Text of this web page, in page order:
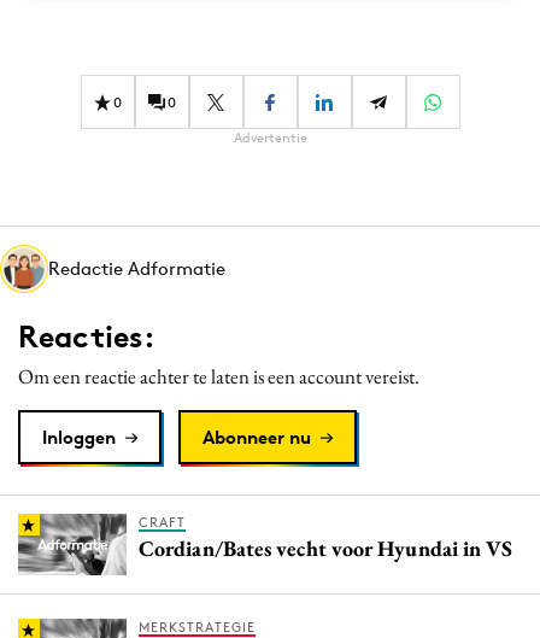
Gedragsverandering
Influencer marketing
Media
Merkstrategie
PR
Programmatic
Purpose Marketing
Reputatie & crisis
0 0
Advertentie
Redactie Adformatie
Reacties:
Om een reactie achter te laten is een account vereist.
Inloggen Abonneer nu
CRAFT
Cordian/Bates vecht voor Hyundai in VS
MERKSTRATEGIE